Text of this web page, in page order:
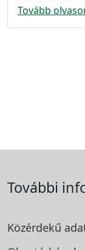
Tovább
További
Közérdekű